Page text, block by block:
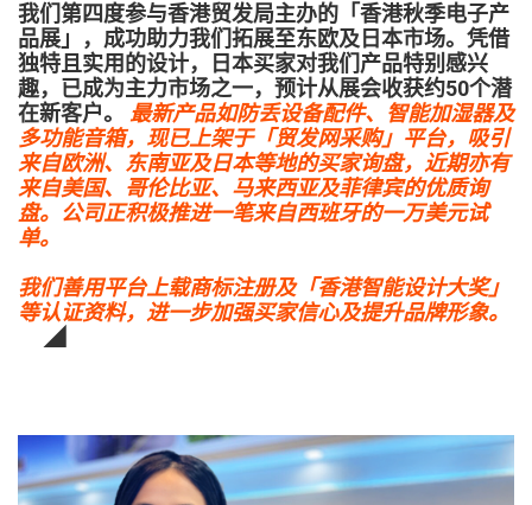
我们第四度参与香港贸发局主办的「香港秋季电子产
品展」，成功助力我们拓展至东欧及日本市场。凭借
独特且实用的设计，日本买家对我们产品特别感兴
趣，已成为主力市场之一，预计从展会收获约50个潜
在新客户。 最新产品如防丢设备配件、智能加湿器及
多功能音箱，现已上架于「贸发网采购」平台，吸引
来自欧洲、东南亚及日本等地的买家询盘，近期亦有
来自美国、哥伦比亚、马来西亚及菲律宾的优质询
盘。公司正积极推进一笔来自西班牙的一万美元试
单。
我们善用平台上载商标注册及「香港智能设计大奖」
等认证资料，进一步加强买家信心及提升品牌形象。
◢